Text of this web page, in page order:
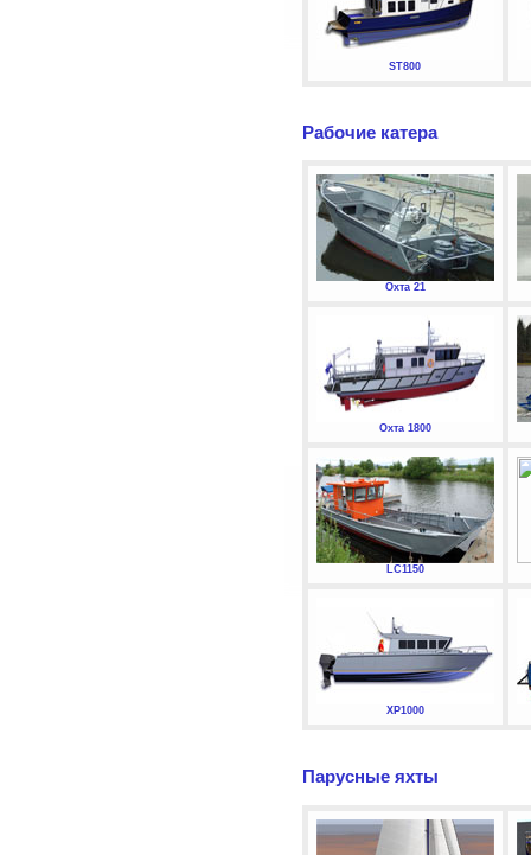
ST800
Рабочие катера
Охта 21
Охта 1800
LC1150
XP1000
Парусные яхты